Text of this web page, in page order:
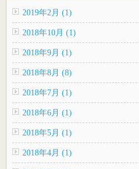
2019年2月 (1)
2018年10月 (1)
2018年9月 (1)
2018年8月 (8)
2018年7月 (1)
2018年6月 (1)
2018年5月 (1)
2018年4月 (1)